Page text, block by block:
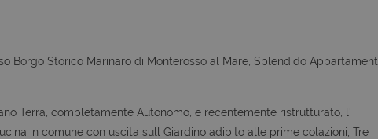
Borgo Storico Marinaro di Monterosso al Mare, Splendido
Terra, completamente Autonomo, e recentemente ristrutturato, l'
in comune con uscita sull Giardino adibito alle prime colazioni, Tre